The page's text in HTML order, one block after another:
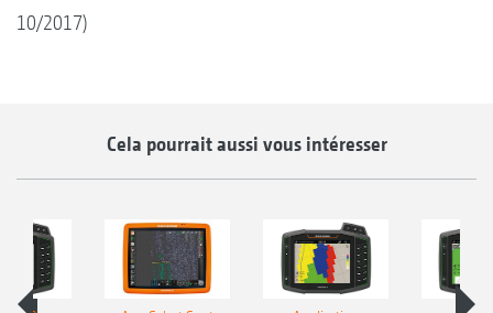
10/2017)
Cela pourrait aussi vous intéresser